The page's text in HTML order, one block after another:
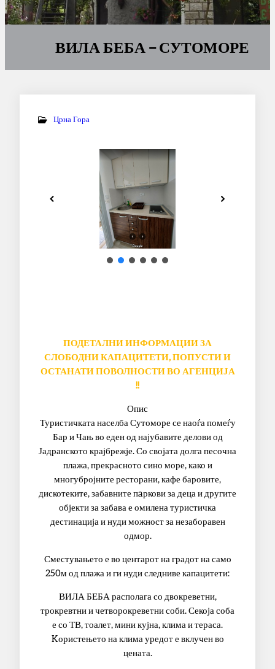
ВИЛА БЕБА – СУТОМОРЕ
Црна Гора
ПОДЕТАЛНИИНФОРМАЦИИ ЗА
СЛОБОДНИ КАПАЦИТЕТИ, ПОПУСТИ И
ОСТАНАТИ ПОВОЛНОСТИ ВО АГЕНЦИЈА
!!
Опис
Туристичката населба Сутоморе се наоѓа помеѓу
Бар и Чањ во еден од најубавите делови од
Јадранското крајбрежје. Со својата долга песочна
плажа, прекрасното сино море, како и
многубројните ресторани, кафе баровите,
дискотеките, забавните пaркови за деца и другите
објекти за забава е омилена туристичка
дестинација и нуди можност за незаборавен
одмор.
Сместувањето е во центарот на градот на само
250м од плажа и ги нуди следниве капацитети:
ВИЛА БЕБА располага со двокреветни,
трокревтни и четворокреветни соби. Секоја соба
е со ТВ, тоалет, мини кујна, клима и тераса.
Kористењето на клима уредот е вклучен во
цената.